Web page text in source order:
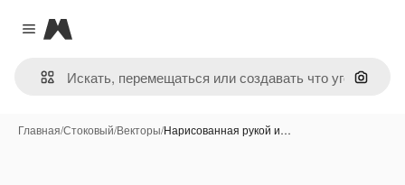
Close menu
Magnific
Поиск
Главная/Стоковый/Векторы/Нарисованная рукой и…